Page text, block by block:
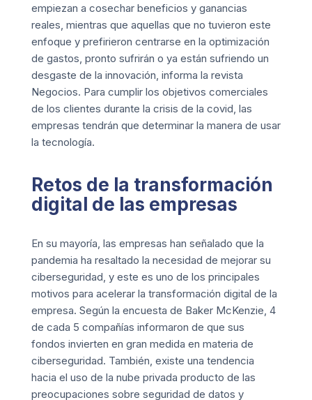
empiezan a cosechar beneficios y ganancias
reales, mientras que aquellas que no tuvieron este
enfoque y prefirieron centrarse en la optimización
de gastos, pronto sufrirán o ya están sufriendo un
desgaste de la innovación, informa la revista
Negocios. Para cumplir los objetivos comerciales
de los clientes durante la crisis de la covid, las
empresas tendrán que determinar la manera de usar
la tecnología.
Retos de la transformación
digital de las empresas
En su mayoría, las empresas han señalado que la
pandemia ha resaltado la necesidad de mejorar su
ciberseguridad, y este es uno de los principales
motivos para acelerar la transformación digital de la
empresa. Según la encuesta de Baker McKenzie, 4
de cada 5 compañías informaron de que sus
fondos invierten en gran medida en materia de
ciberseguridad. También, existe una tendencia
hacia el uso de la nube privada producto de las
preocupaciones sobre seguridad de datos y